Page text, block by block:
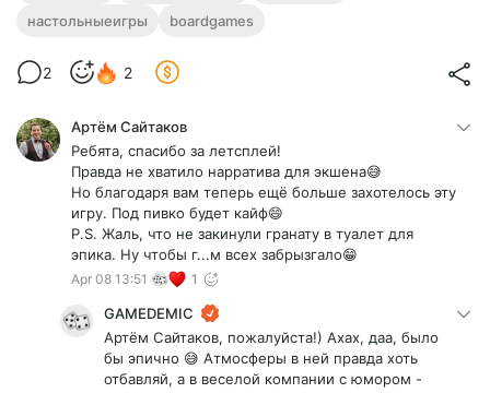
настольныеигры
boardgames
2 2
Артём Сайтаков
Ребята, спасибо за летсплей!
Правда не хватило нарратива для экшена😅
Но благодаря вам теперь ещё больше захотелось эту
игру. Под пивко будет кайф😄
P.S. Жаль, что не закинули гранату в туалет для
эпика. Ну чтобы г...м всех забрызгало😁
Apr 08 13:51 1
GAMEDEMIC
Артём Сайтаков, пожалуйста!) Ахах, даа, было
бы эпично 😅 Атмосферы в ней правда хоть
отбавляй, а в веселой компании с юмором -